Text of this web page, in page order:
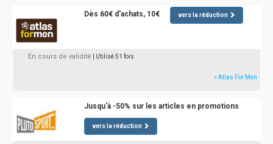
Dès 60€ d'achats, 10€ vers la réduction
En cours de validité | Utilisé 51 fois
» Atlas For Men
Jusqu'à -50% sur les articles en promotions
vers la réduction